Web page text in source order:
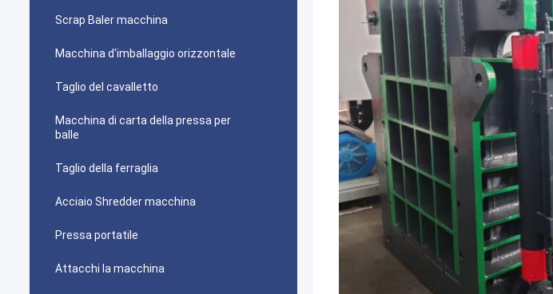
Scrap Baler macchina
Macchina d'imballaggio orizzontale
Taglio del cavalletto
Macchina di carta della pressa per
balle
Taglio della ferraglia
Acciaio Shredder macchina
Pressa portatile
Attacchi la macchina